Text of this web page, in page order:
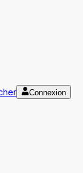
Connexion